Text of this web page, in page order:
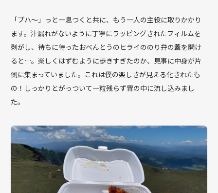
「プハ〜」っと一息つくと共に、もう一人の主役に取りかかり
ます。汁漏れがないように丁寧にラッピングされたフィルムを
剥がし、待ちに待ったおべんとうのヒライののり弁の蓋を開け
ると…。楽しくはずむように歩きすぎたのか、見事に中身が片
側に集まっていました。これは僕の楽しさが見える化されたも
の！しっかりとがっついて一粒残らず胃の中に流し込みまし
た。